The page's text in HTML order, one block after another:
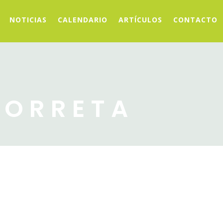
NOTICIAS CALENDARIO ARTÍCULOS CONTACTO